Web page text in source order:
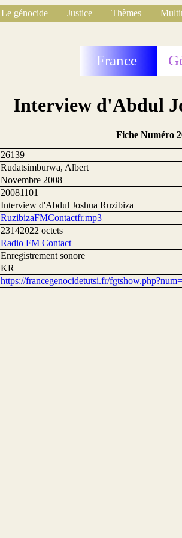
Le génocide Justice Thèmes
France
Interview d'Abdul
Fiche Numéro
26139
Rudatsimburwa, Albert
Novembre 2008
20081101
Interview d'Abdul Joshua Ruzibiza
RuzibizaFMContactfr.mp3
23142022 octets
Radio FM Contact
Enregistrement sonore
KR
https://francegenocidetutsi.fr/